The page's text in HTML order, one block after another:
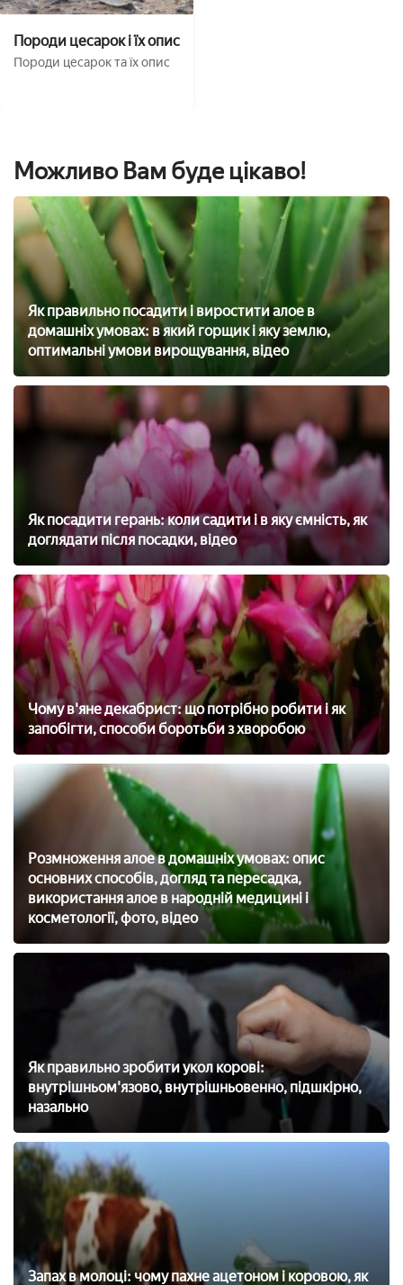
Породи цесарок і їх опис
Породи цесарок та їх опис
Можливо Вам буде цікаво!
Як правильно посадити і виростити алое в
домашніх умовах: в який горщик і яку землю,
оптимальні умови вирощування, відео
Як посадити герань: коли садити і в яку ємність, як
доглядати після посадки, відео
Чому в'яне декабрист: що потрібно робити і як
запобігти, способи боротьби з хворобою
Розмноження алое в домашніх умовах: опис
основних способів, догляд та пересадка,
використання алое в народній медицині і
косметології, фото, відео
Як правильно зробити укол корові:
внутрішньом'язово, внутрішньовенно, підшкірно,
назально
Запах в молоці: чому пахне ацетоном і коровою, як